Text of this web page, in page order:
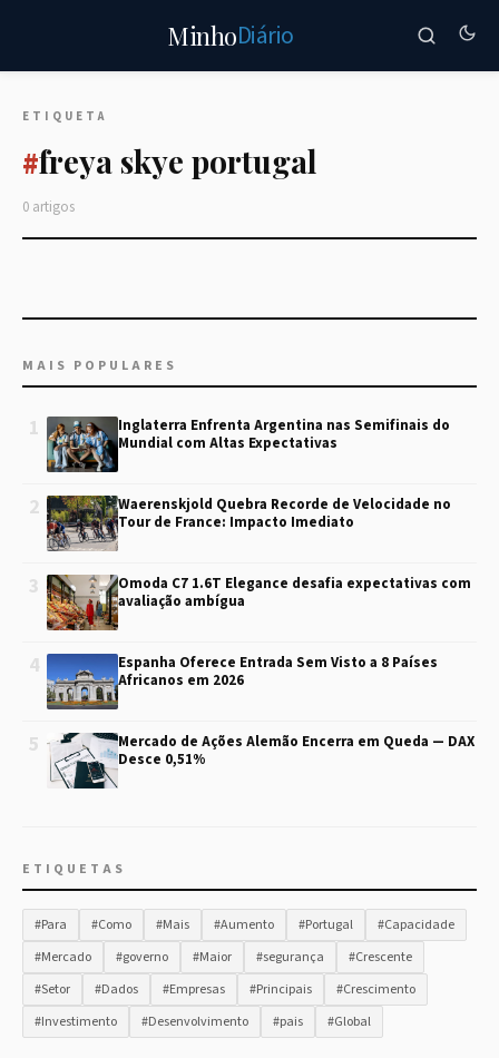
MinhoDiário
ETIQUETA
#freya skye portugal
0 artigos
MAIS POPULARES
1
Inglaterra Enfrenta Argentina nas Semifinais do
Mundial com Altas Expectativas
2
Waerenskjold Quebra Recorde de Velocidade no
Tour de France: Impacto Imediato
3
Omoda C7 1.6T Elegance desafia expectativas com
avaliação ambígua
4
Espanha Oferece Entrada Sem Visto a 8 Países
Africanos em 2026
5
Mercado de Ações Alemão Encerra em Queda — DAX
Desce 0,51%
ETIQUETAS
#Para #Como #Mais #Aumento #Portugal
#Capacidade
#Mercado
#governo #Maior #segurança
#Crescente
#Setor
#Dados #Empresas #Principais
#Crescimento
#Investimento
#Desenvolvimento #pais #Global